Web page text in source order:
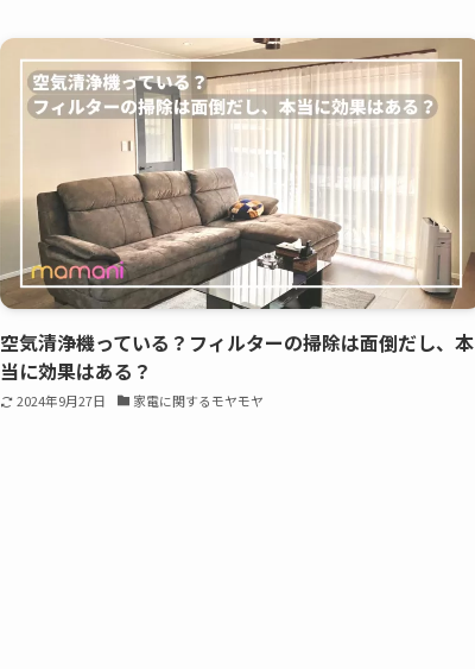
空気清浄機っている？フィルターの掃除は面倒だし、本
当に効果はある？
2024年9月27日 家電に関するモヤモヤ